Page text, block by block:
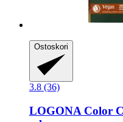
Ostoskori
3.8 (36)
LOGONA Color